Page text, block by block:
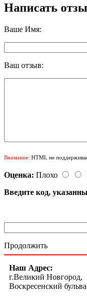
Написать
Ваше Имя:
Ваш отзыв:
Внимание: HTML не
Оценка: Плохо
Введите код,
Продолжить
Наш Адрес:
г.Великий Новгород,
Воскресенский